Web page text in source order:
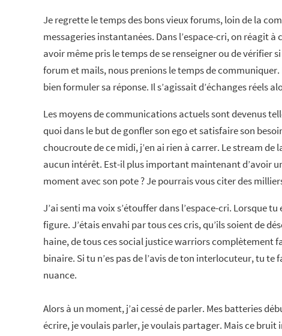
Je regrette le temps des bons vieux forums, loin de la
messageries instantanées. Dans l’espace-cri, on réagit
avoir même pris le temps de se renseigner ou de vérifier
forum et mails, nous prenions le temps de
bien formuler sa réponse. Il s’agissait d’échanges réels
Les moyens de communications actuels sont devenus
quoi dans le but de gonfler son ego et satisfaire son
choucroute de ce midi, j’en ai rien à carrer. Le stream de
aucun intérêt. Est-il plus important maintenant d’avoir
moment avec son pote ? Je pourrais vous citer des
J’ai senti ma voix s’étouffer dans l’espace-cri. Lorsque
figure. J’étais envahi par tous ces cris, qu’ils soient de
haine, de tous ces social justice warriors complètement
binaire. Si tu n’es pas de l’avis de ton interlocuteur, tu
nuance.
Alors à un moment, j’ai cessé de parler. Mes batteries
écrire, je voulais parler, je voulais partager. Mais ce